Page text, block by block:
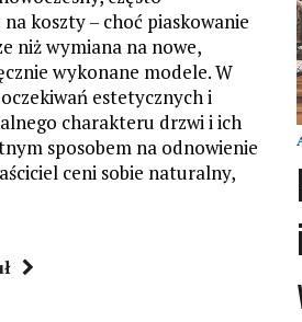
koszty – choć piaskowanie
niż wymiana na nowe,
wykonane modele. W
estetycznych i
charakteru drzwi i ich
sposobem na odnowienie
ceni sobie naturalny,